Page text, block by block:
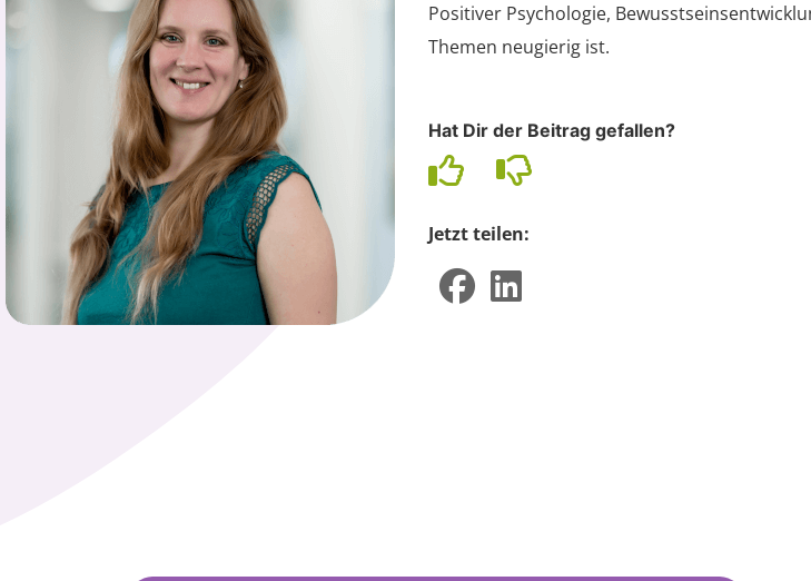
Positiver Psychologie,
Themen neugierig ist.
Hat Dir der Beitrag gefallen?
Jetzt teilen: